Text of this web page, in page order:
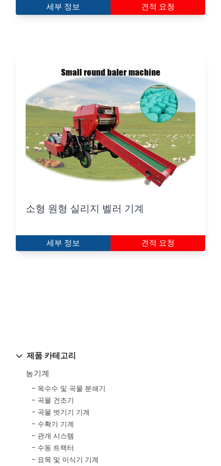
제품 카테고리
농기계
옥수수 및 곡물 분쇄기
곡물 건조기
곡물 벗기기 기계
수확기 기계
관개 시스템
수동 트랙터
묘목 및 이식기 기계
세부 정보 견적 요청
소형 원형 실리지 벨러 기계
세부 정보 견적 요청